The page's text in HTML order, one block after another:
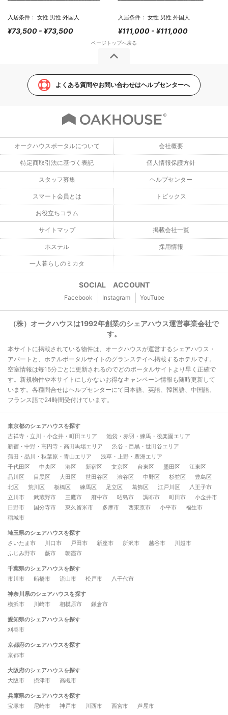
入居条件： 女性 男性 外国人
¥73,500 - ¥73,500
入居条件： 女性 男性 外国人
¥111,000 - ¥111,000
よくある質問やお問い合わせはヘルプセンターへ
オークハウスポータルについて 会社概要
特定商取引法に基づく表記 個人情報保護方針
スタッフ募集 ヘルプセンター
スマート会員とは トピックス
お役立ちコラム
サイトマップ 掲載会社一覧
ホステル 採用情報
一人暮らしのミカタ
SOCIAL ACCOUNT
Facebook Instagram YouTube
（株）オークハウスは1992年創業のシェアハウス運営事業会社で
す。
本サイトに掲載されている物件は、オークハウスが運営するシェアハウス・
アパートと、ホテルポータルサイトのグランステイへ掲載するホテルです。
空室情報は毎15分ごとに更新されるのでどのポータルサイトより早く正確で
す。新規物件や本サイトにしかないお得なキャンペーン情報も随時更新して
います。各種問合せはヘルプセンターにて日本語、英語、韓国語、中国語、
フランス語で24時間受付けています。
東京都のシェアハウスを探す
吉祥寺・立川・小金井・町田エリア
池袋・赤羽・練馬・後楽園エリア
新宿・中野・高円寺・高田馬場エリア
渋谷・目黒・世田谷エリア
蒲田・品川・秋葉原・青山エリア
浅草・上野・豊洲エリア
千代田区
中央区 港区 新宿区 文京区 台東区 墨田区
江東区
品川区
目黒区 大田区 世田谷区 渋谷区 中野区 杉並区
豊島区
北区
荒川区 板橋区 練馬区 足立区 葛飾区 江戸川区
八王子市
立川市
武蔵野市 三鷹市 府中市 昭島市 調布市 町田市
小金井市
日野市
国分寺市 東久留米市 多摩市 西東京市 小平市
福生市
稲城市
埼玉県のシェアハウスを探す
さいたま市
川口市 戸田市 新座市 所沢市 越谷市
川越市
ふじみ野市
蕨市 朝霞市
千葉県のシェアハウスを探す
市川市
船橋市 流山市 松戸市 八千代市
神奈川県のシェアハウスを探す
横浜市
川崎市 相模原市 鎌倉市
愛知県のシェアハウスを探す
刈谷市
京都府のシェアハウスを探す
京都市
大阪府のシェアハウスを探す
大阪市
摂津市 高槻市
兵庫県のシェアハウスを探す
宝塚市
尼崎市 神戸市 川西市 西宮市 芦屋市